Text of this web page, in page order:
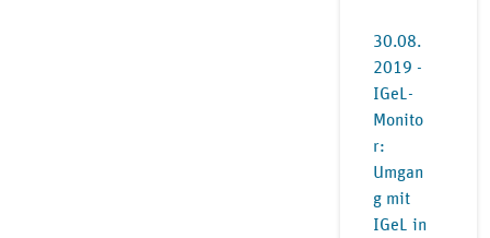
30.08.
2019 -
IGeL-
Monito
r:
Umgan
g mit
IGeL in